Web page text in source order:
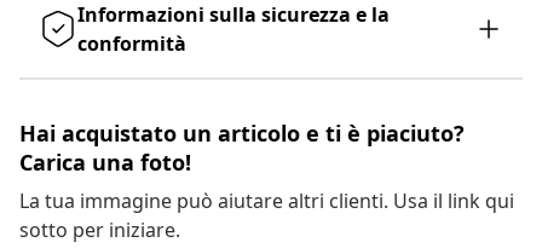
Informazioni sulla sicurezza e la
conformità
Hai acquistato un articolo e ti è piaciuto?
Carica una foto!
La tua immagine può aiutare altri clienti. Usa il link qui
sotto per iniziare.